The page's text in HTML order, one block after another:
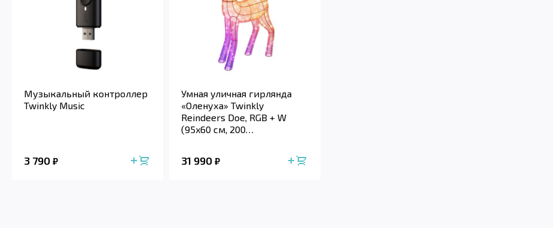
Музыкальный контроллер
Twinkly Music
3 790 ₽
Умная уличная гирлянда
«Оленуха» Twinkly
Reindeers Doe, RGB + W
(95x60 см, 200
31 990 ₽